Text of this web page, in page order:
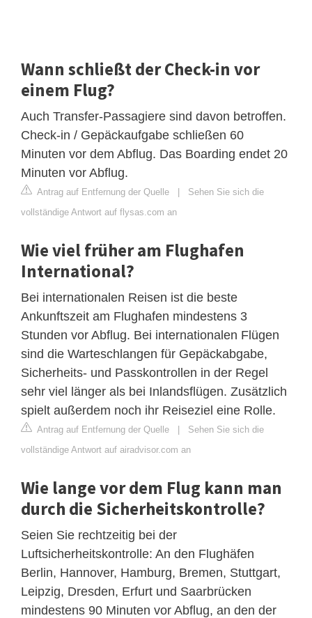
Wann schließt der Check-in vor
einem Flug?
Auch Transfer-Passagiere sind davon betroffen.
Check-in / Gepäckaufgabe schließen 60
Minuten vor dem Abflug. Das Boarding endet 20
Minuten vor Abflug.
Antrag auf Entfernung der Quelle | Sehen Sie sich die
vollständige Antwort auf flysas.com an
Wie viel früher am Flughafen
International?
Bei internationalen Reisen ist die beste
Ankunftszeit am Flughafen mindestens 3
Stunden vor Abflug. Bei internationalen Flügen
sind die Warteschlangen für Gepäckabgabe,
Sicherheits- und Passkontrollen in der Regel
sehr viel länger als bei Inlandsflügen. Zusätzlich
spielt außerdem noch ihr Reiseziel eine Rolle.
Antrag auf Entfernung der Quelle | Sehen Sie sich die
vollständige Antwort auf airadvisor.com an
Wie lange vor dem Flug kann man
durch die Sicherheitskontrolle?
Seien Sie rechtzeitig bei der
Luftsicherheitskontrolle: An den Flughäfen
Berlin, Hannover, Hamburg, Bremen, Stuttgart,
Leipzig, Dresden, Erfurt und Saarbrücken
mindestens 90 Minuten vor Abflug, an den der